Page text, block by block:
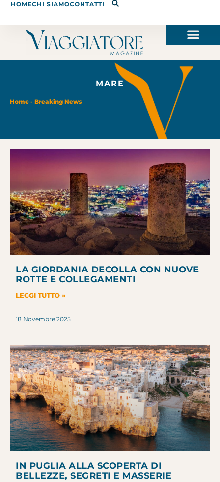
HOMECHI SIAMOCONTATTI
MARE
Home - Breaking News
LA GIORDANIA DECOLLA CON NUOVE
ROTTE E COLLEGAMENTI
LEGGI TUTTO »
18 Novembre 2025
IN PUGLIA ALLA SCOPERTA DI
BELLEZZE, SEGRETI E MASSERIE